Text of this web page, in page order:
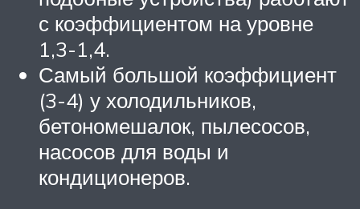
с коэффициентом на уровне
1,3-1,4.
Самый большой коэффициент
(3-4) у холодильников,
бетономешалок, пылесосов,
насосов для воды и
кондиционеров.